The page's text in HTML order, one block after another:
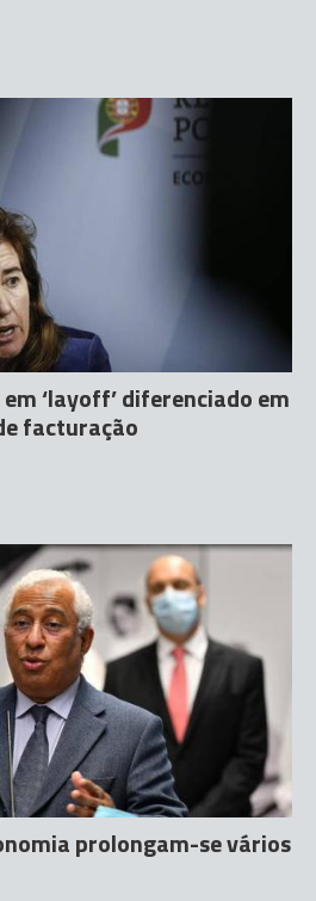
‘layoff’ diferenciado em
facturação
prolongam-se vários